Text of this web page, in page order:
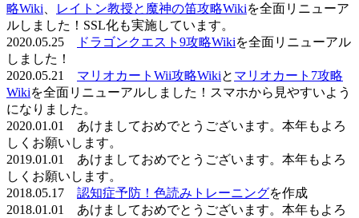
略Wiki
レイトン教授と魔神の笛攻略Wikiを全面リニューア
ルしました！SSL化も実施しています。
2020.05.25
ドラゴンクエスト9攻略Wikiを全面リニューアル
しました！
2020.05.21 マリオカートWii攻略Wikiと マリオカート7攻略
Wikiを全面リニューアルしました！スマホから見やすいよう
になりました。
2020.01.01 あけましておめでとうございます。本年もよろ
しくお願いします。
2019.01.01 あけましておめでとうございます。本年もよろ
しくお願いします。
2018.05.17 認知症予防！色読みトレーニングを作成
2018.01.01 あけましておめでとうございます。本年もよろ